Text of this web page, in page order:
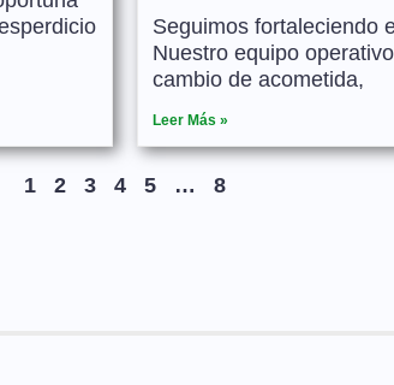
Seguimos fortaleciendo
Nuestro equipo
cambio de acometida,
Leer Más »
1 2 3 4 5 … 8